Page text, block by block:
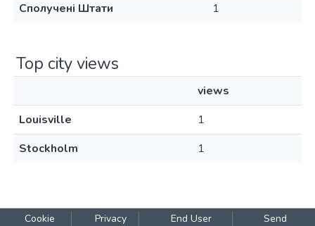
Сполучені Штати
1
Top city views
views
Louisville
1
Stockholm
1
Cookie
Privacy
End User
Send